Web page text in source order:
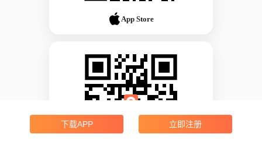
App Store
下载APP 立即注册